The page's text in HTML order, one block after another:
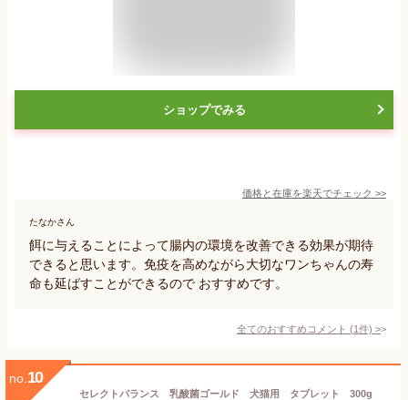
ショップでみる
価格と在庫を楽天でチェック >>
たなかさん
餌に与えることによって腸内の環境を改善できる効果が期待
できると思います。免疫を高めながら大切なワンちゃんの寿
命も延ばすことができるので おすすめです。
全てのおすすめコメント (1件) >
no. 10
セレクトバランス 乳酸菌ゴールド 犬猫用 タブレット 300g